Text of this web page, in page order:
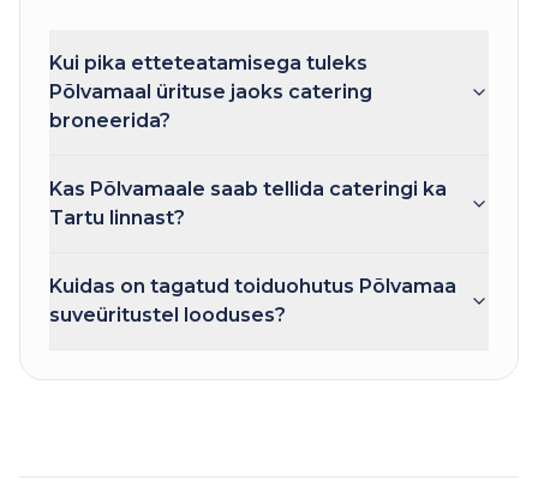
Kui pika etteteatamisega tuleks
Põlvamaal ürituse jaoks catering
broneerida?
Kas Põlvamaale saab tellida cateringi ka
Tartu linnast?
Kuidas on tagatud toiduohutus Põlvamaa
suveüritustel looduses?